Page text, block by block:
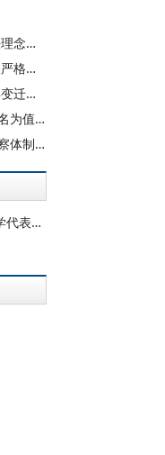
高一飞 赵一峦：习近平的公正司法理念解读
高一飞 蒋稳：习近平关于政法机关严格执法的重要论述解读
高一飞 陈恋：中国司法改革四十年变迁及其时代特征
高一飞：名称之辩：将值班律师改名为值班辩护人的立法建议
高一飞：学习领会习近平关于于监察体制改革重要论述
高一飞：“哲学家”何祚庥的矿难哲学代表谁？